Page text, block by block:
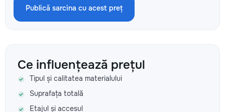
Publică sarcina cu acest preț
Ce influențează prețul
Tipul și calitatea materialului
Suprafața totală
Etajul și accesul